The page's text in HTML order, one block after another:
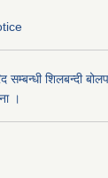
सम्बन्धी शिलबन्दी
।